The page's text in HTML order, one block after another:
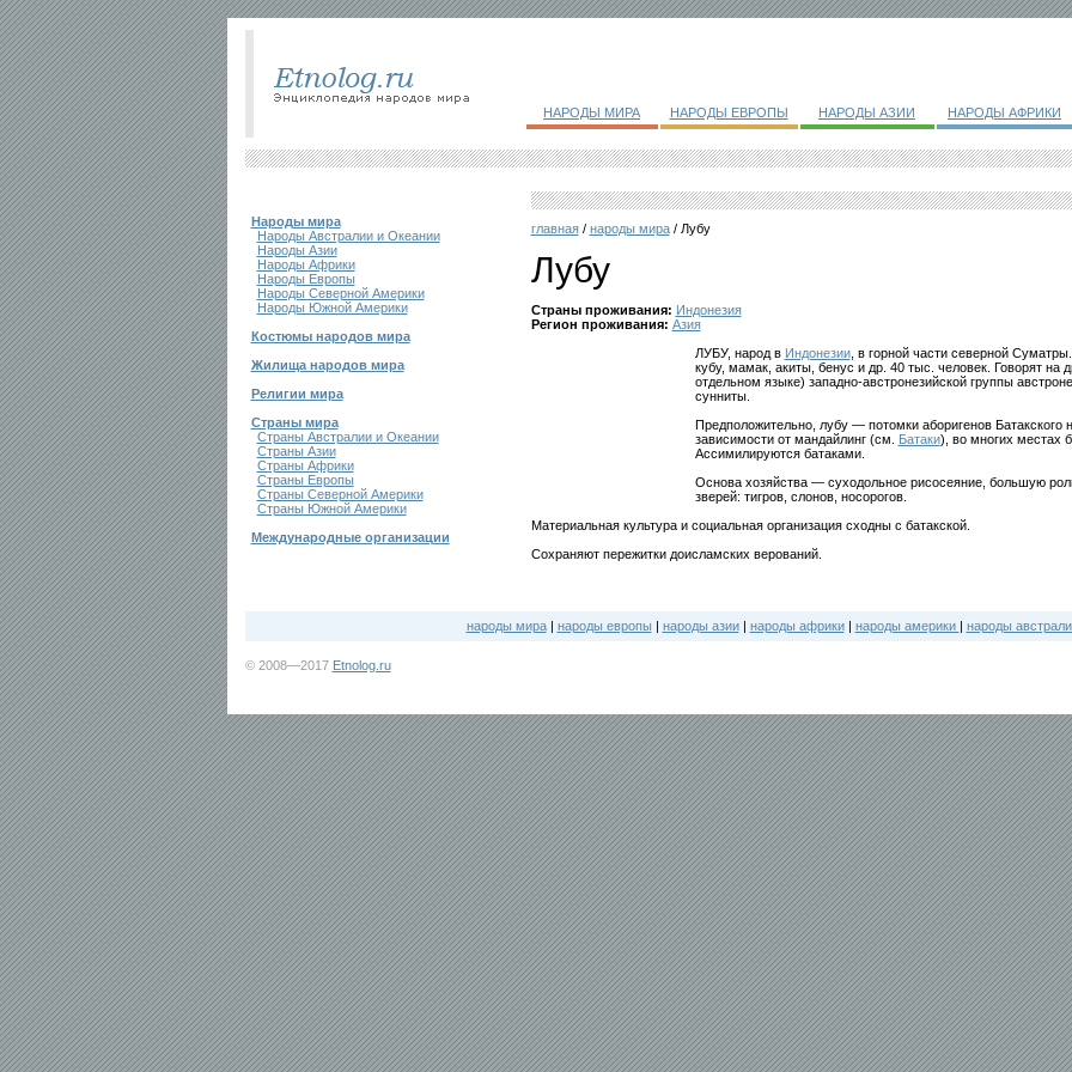
НАРОДЫ МИРА НАРОДЫ ЕВРОПЫ НАРОДЫ АЗИИ НАРОДЫ АФРИКИ
Народы мира
Народы Австралии и Океании
Народы Азии
Народы Африки
Народы Европы
Народы Северной Америки
Народы Южной Америки
Костюмы народов мира
Жилища народов мира
Религии мира
Страны мира
Страны Австралии и Океании
Страны Азии
Страны Африки
Страны Европы
Страны Северной Америки
Страны Южной Америки
Международные организации
главная/ народы мира/ Лубу
Лубу
Страны проживания: Индонезия
Регион проживания: Азия
ЛУБУ, народ в Индонезии, в горной части северной
кубу, мамак, акиты, бенус и др. 40 тыс. человек. Говорят на
отдельном языке) западно-австронезийской группы
сунниты.
Предположительно, лубу — потомки аборигенов Батакского
зависимости от мандайлинг (см.
Батаки), во многих местах
Ассимилируются батаками.
Основа хозяйства — суходольное рисосеяние, большую
зверей: тигров, слонов, носорогов.
Материальная культура и социальная организация сходны с батакской.
Сохраняют пережитки доисламских верований.
народы мира| народы европы | народы азии| народы африки| народы америки | народы
© 2008—2017 Etnolog.ru